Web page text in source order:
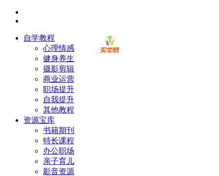
自学教程
心理情感
健身养生
摄影剪辑
商业运营
职场提升
自我提升
其他教程
资源宝库
书籍期刊
特长课程
办公职场
亲子育儿
影音资源